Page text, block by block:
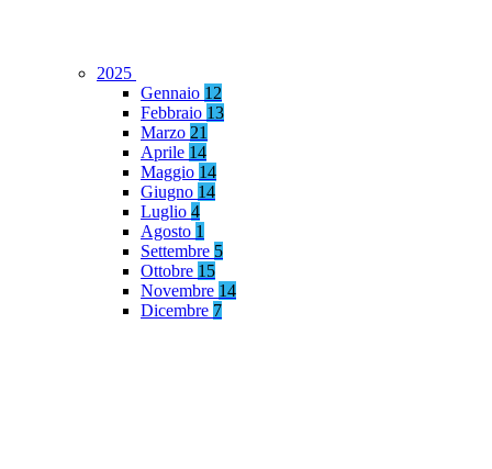
2025
Gennaio 12
Febbraio 13
Marzo 21
Aprile 14
Maggio 14
Giugno 14
Luglio 4
Agosto 1
Settembre 5
Ottobre 15
Novembre 14
Dicembre 7